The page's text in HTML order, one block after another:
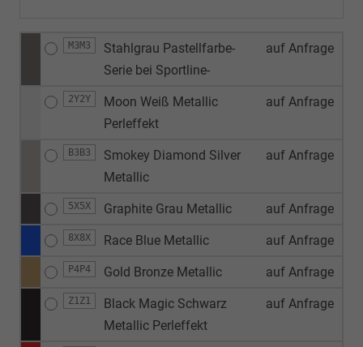
M3M3
Stahlgrau Pastellfarbe-
Serie bei Sportline-
auf Anfrage
2Y2Y
Moon Weiß Metallic
Perleffekt
auf Anfrage
B3B3
Smokey Diamond Silver
Metallic
auf Anfrage
5X5X Graphite Grau Metallic auf Anfrage
8X8X Race Blue Metallic auf Anfrage
P4P4 Gold Bronze Metallic auf Anfrage
Z1Z1
Black Magic Schwarz
Metallic Perleffekt
auf Anfrage